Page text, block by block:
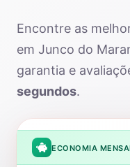
Encontre as
em Junco do
garantia e
segundos.
ECONOMIA